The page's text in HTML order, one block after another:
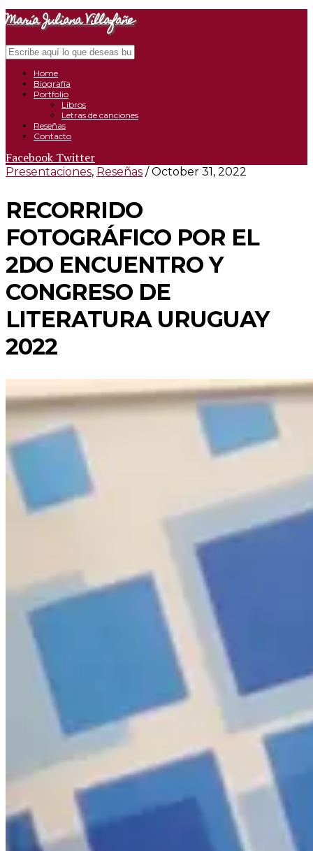
María Juliana Villafañe
Search
Close
Home
Biografía
Portfolio
Libros
Letras de canciones
Reseñas
Contacto
Facebook Twitter
Presentaciones, Reseñas / October 31, 2022
RECORRIDO
FOTOGRÁFICO POR EL
2DO ENCUENTRO Y
CONGRESO DE
LITERATURA URUGUAY
2022